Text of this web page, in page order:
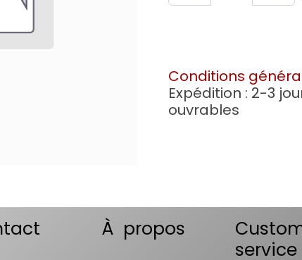
Conditions
Expédition : 2-3
ouvrables
À propos
service